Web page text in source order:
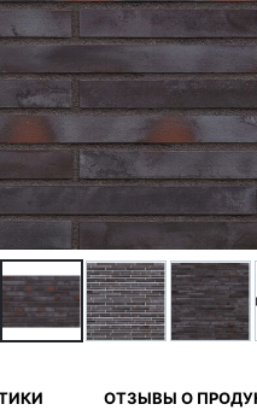
ОТЗЫВЫ О